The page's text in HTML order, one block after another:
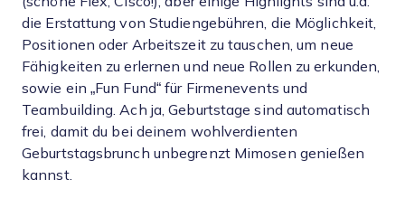
die Erstattung von Studiengebühren, die Möglichkeit,
Positionen oder Arbeitszeit zu tauschen, um neue
Fähigkeiten zu erlernen und neue Rollen zu erkunden,
sowie ein „Fun Fund“ für Firmenevents und
Teambuilding. Ach ja, Geburtstage sind automatisch
frei, damit du bei deinem wohlverdienten
Geburtstagsbrunch unbegrenzt Mimosen genießen
kannst.